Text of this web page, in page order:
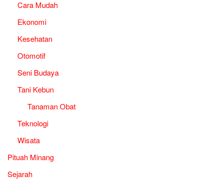
Cara Mudah
Ekonomi
Kesehatan
Otomotif
Seni Budaya
Tani Kebun
Tanaman Obat
Teknologi
Wisata
Pituah Minang
Sejarah